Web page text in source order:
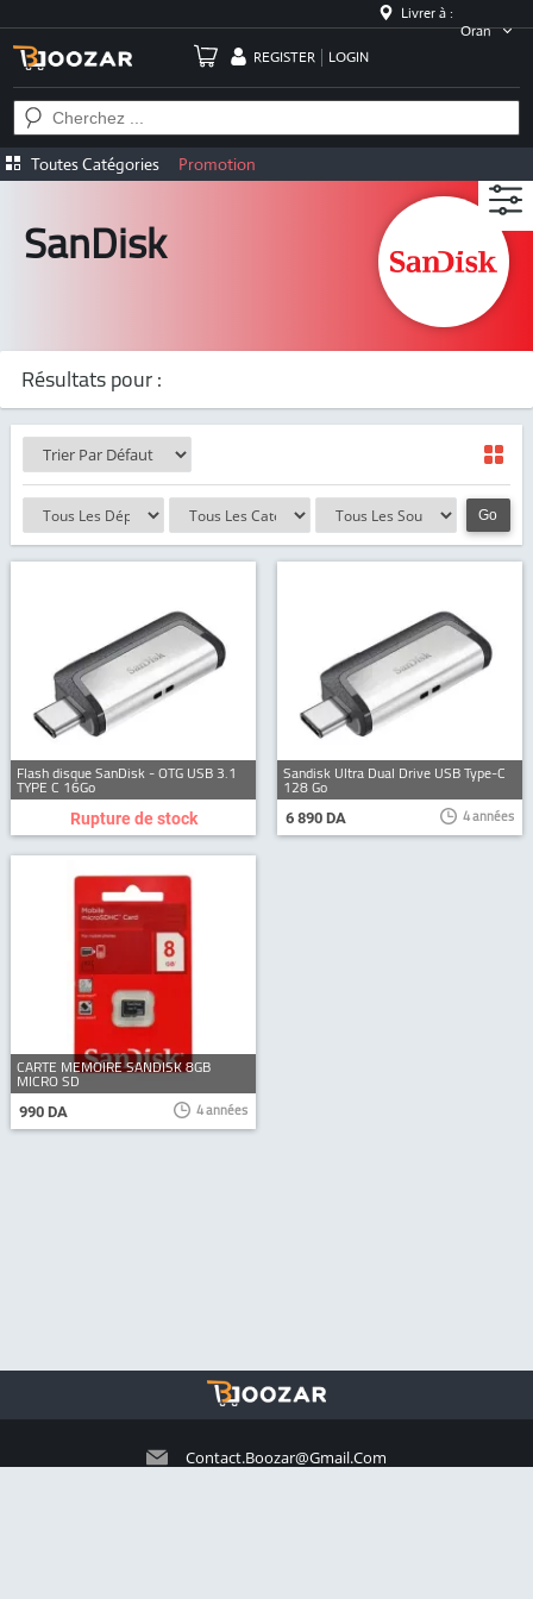
Livrer à :
Oran
REGISTER
LOGIN
Toutes Catégories Promotion
SanDisk
Résultats pour :
Go
Flash disque SanDisk - OTG USB 3.1
TYPE C 16Go
Rupture de stock
Sandisk Ultra Dual Drive USB Type-C
128 Go
6 890 DA 4 années
CARTE MEMOIRE SANDISK 8GB
MICRO SD
990 DA 4 années
Contact.boozar@gmail.com